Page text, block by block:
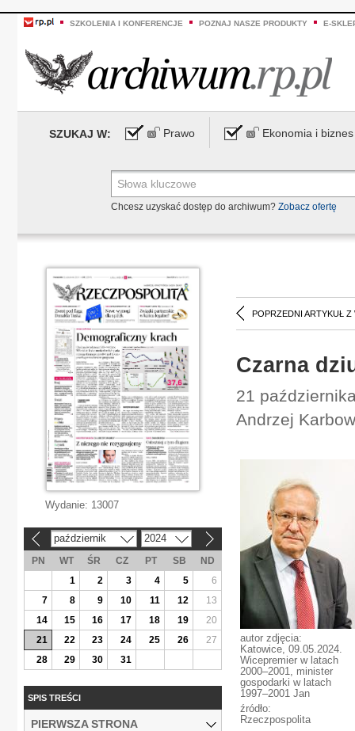
SZKOLENIA I KONFERENCJE POZNAJ NASZE PRODUKTY E-
SZUKAJ W: Prawo Ekonomia i biznes
Chcesz uzyskać dostęp do archiwum? Zobacz ofertę
POPRZEDNI ARTYKUŁ Z
Czarna
21
Andrzej
autor zdjęcia:
Katowice, 09.05.2024.
Wicepremier w latach
2000–2001, minister
gospodarki w latach
1997–2001 Jan
źródło:
Rzeczpospolita
Wydanie: 13007
październik 2024
PN WT ŚR CZ PT SB
ND
1
2 3 4 5
6
7
8 9 10 11 12
13
14
15 16 17 18 19
20
21
22 23 24 25 26
27
28
29 30 31
SPIS TREŚCI
PIERWSZA STRONA